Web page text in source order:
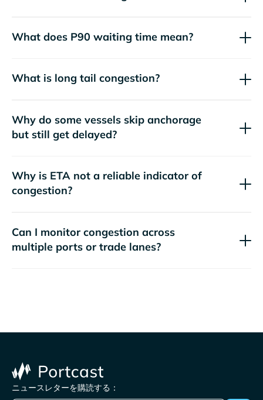
What does P90 waiting time mean?
What is long tail congestion?
Why do some vessels skip anchorage
but still get delayed?
Why is ETA not a reliable indicator of
congestion?
Can I monitor congestion across
multiple ports or trade lanes?
ニュースレターを購読する：